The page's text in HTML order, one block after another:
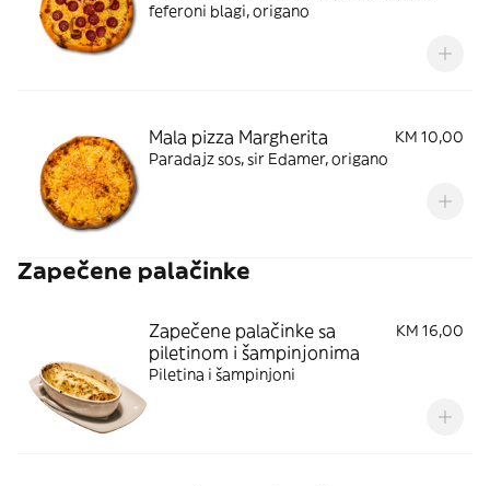
feferoni blagi, origano
Mala pizza Margherita
KM 10,00
Paradajz sos, sir Edamer, origano
Zapečene palačinke
Zapečene palačinke sa
piletinom i šampinjonima
KM 16,00
Piletina i šampinjoni